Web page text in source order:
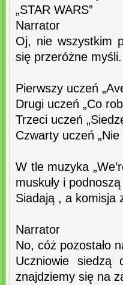
„STAR WARS”
Narrator
Oj, nie wszystkim
się przeróżne myśli.
Pierwszy uczeń
Drugi uczeń „Co
Trzeci uczeń
Czwarty uczeń
W tle muzyka
muskuły i
Siadają , a komisja
Narrator
No, cóż pozostało
Uczniowie
znajdziemy się na